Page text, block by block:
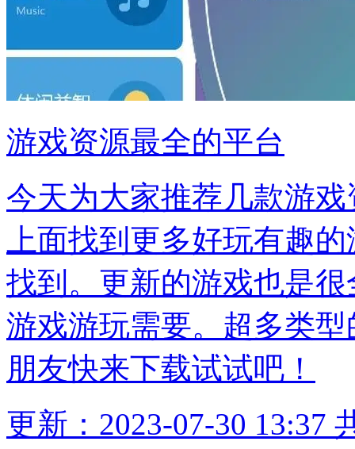
游戏资源最全的平台
今天为大家推荐几款游
上面找到更多好玩有趣
找到。更新的游戏也是
游戏游玩需要。超多类
朋友快来下载试试吧！
更新：2023-07-30 13:37